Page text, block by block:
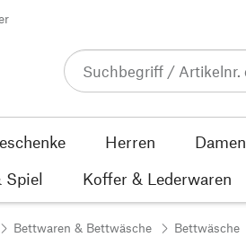
Herren Damen
Spiel
Koffer & Lederwaren
Bettwaren & Bettwäsche Bettwäsche